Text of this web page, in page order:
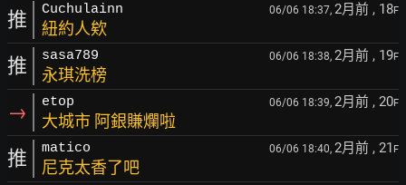
推 Cuchulainn 06/06 18:37, 2月前 , 18F
紐約人欸
推 sasa789 06/06 18:38, 2月前 , 19F
永琪洗榜
→ etop 06/06 18:39, 2月前 , 20F
大城市 阿銀賺爛啦
推 matico 06/06 18:40, 2月前 , 21 F
尼克太香了吧